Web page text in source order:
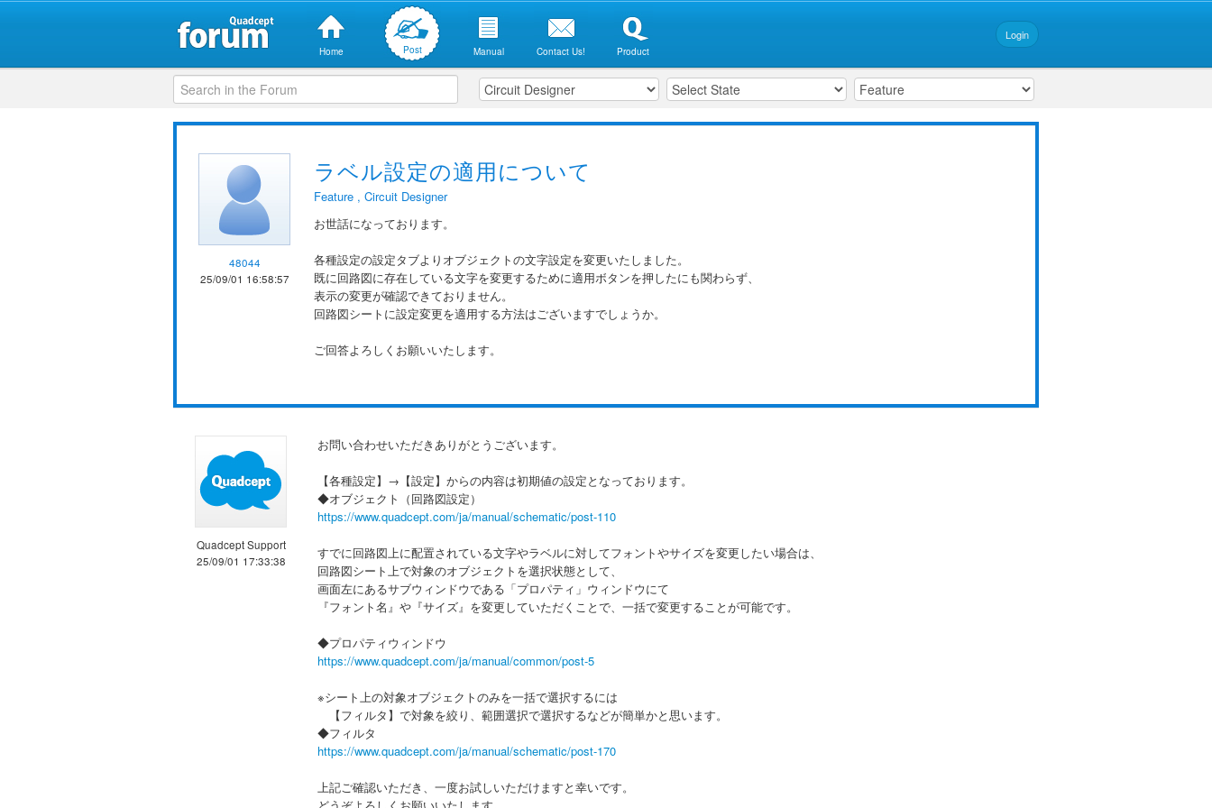
Home Post Manual Contact Us! Product
Login
48044
25/09/01 16:58:57
ラベル設定の適用について
Feature , Circuit Designer
お世話になっております。
各種設定の設定タブよりオブジェクトの文字設定を変更いたしました。
既に回路図に存在している文字を変更するために適用ボタンを押したにも関わらず、
表示の変更が確認できておりません。
回路図シートに設定変更を適用する方法はございますでしょうか。
ご回答よろしくお願いいたします。
Quadcept Support
25/09/01 17:33:38
お問い合わせいただきありがとうございます。
【各種設定】→【設定】からの内容は初期値の設定となっております。
◆オブジェクト（回路図設定）
https://www.quadcept.com/ja/manual/schematic/post-110
すでに回路図上に配置されている文字やラベルに対してフォントやサイズを変更したい場合は、
回路図シート上で対象のオブジェクトを選択状態として、
画面左にあるサブウィンドウである「プロパティ」ウィンドウにて
『フォント名』や『サイズ』を変更していただくことで、一括で変更することが可能です。
◆プロパティウィンドウ
https://www.quadcept.com/ja/manual/common/post-5
※シート上の対象オブジェクトのみを一括で選択するには
【フィルタ】で対象を絞り、範囲選択で選択するなどが簡単かと思います。
◆フィルタ
https://www.quadcept.com/ja/manual/schematic/post-170
上記ご確認いただき、一度お試しいただけますと幸いです。